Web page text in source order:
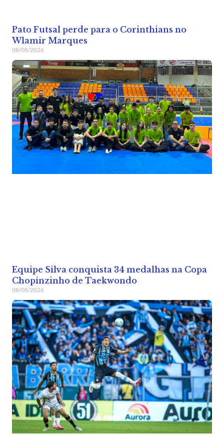
Pato Futsal perde para o Corinthians no
Wlamir Marques
08/08/2026
Equipe Silva conquista 34 medalhas na Copa
Chopinzinho de Taekwondo
08/08/2026